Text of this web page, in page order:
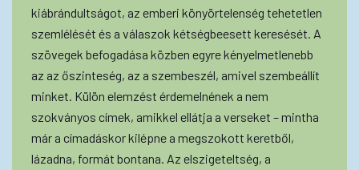
kiábrándultságot, az emberi könyörtelenség tehetetlen
szemlélését és a válaszok kétségbeesett keresését. A
szövegek befogadása közben egyre kényelmetlenebb
az az őszinteség, az a szembeszél, amivel szembeállít
minket. Külön elemzést érdemelnének a nem
szokványos címek, amikkel ellátja a verseket – mintha
már a címadáskor kilépne a megszokott keretből,
lázadna, formát bontana. Az elszigeteltség, a